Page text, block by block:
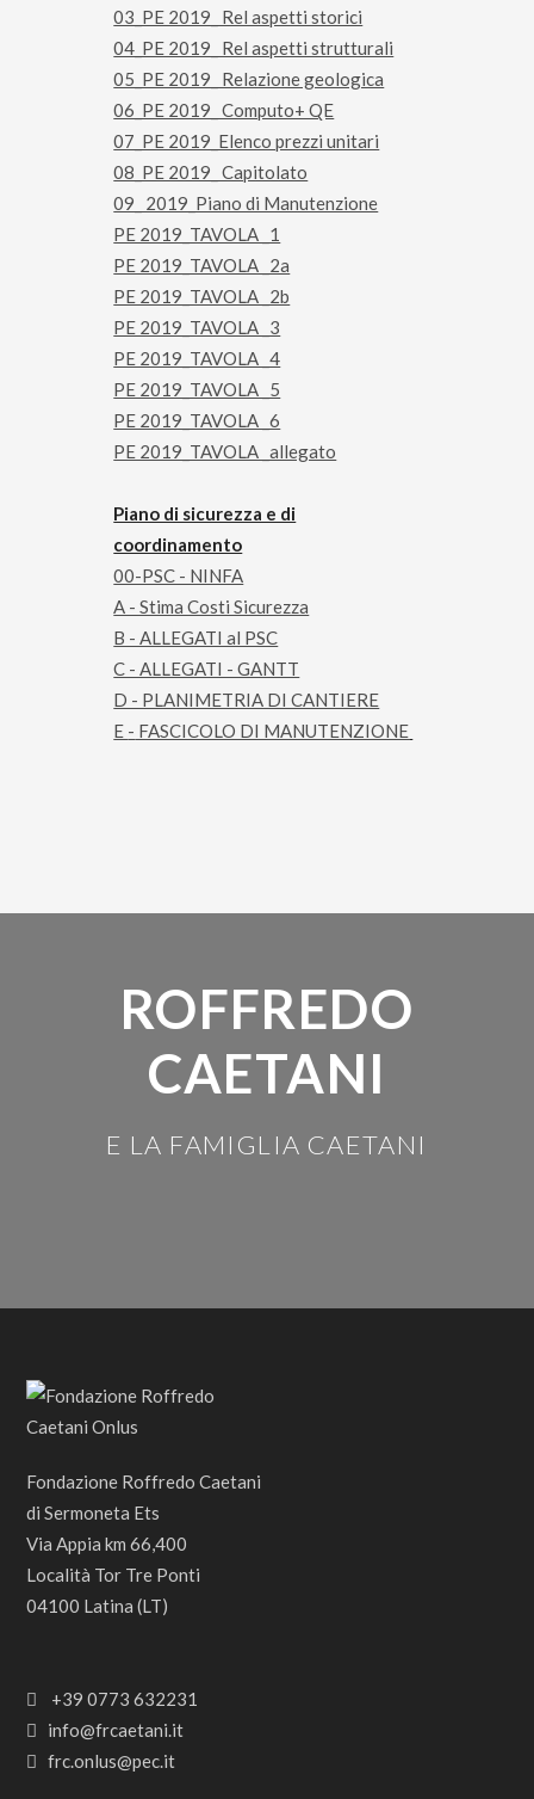
03_PE 2019_ Rel aspetti storici
04_PE 2019_ Rel aspetti strutturali
05_PE 2019_ Relazione geologica
06_PE 2019_ Computo+ QE
07_PE 2019_Elenco prezzi unitari
08_PE 2019_ Capitolato
09_ 2019_Piano di Manutenzione
PE 2019_TAVOLA _1
PE 2019_TAVOLA _2a
PE 2019_TAVOLA _2b
PE 2019_TAVOLA _3
PE 2019_TAVOLA _4
PE 2019_TAVOLA _5
PE 2019_TAVOLA _6
PE 2019_TAVOLA _allegato
Piano di sicurezza e di
coordinamento
00-PSC - NINFA
A - Stima Costi Sicurezza
B - ALLEGATI al PSC
C - ALLEGATI - GANTT
D - PLANIMETRIA DI CANTIERE
E - FASCICOLO DI MANUTENZIONE
ROFFREDO
CAETANI
E LA FAMIGLIA CAETANI
Fondazione Roffredo Caetani
di Sermoneta Ets
Via Appia km 66,400
Località Tor Tre Ponti
04100 Latina (LT)
+39 0773 632231
info@frcaetani.it
frc.onlus@pec.it